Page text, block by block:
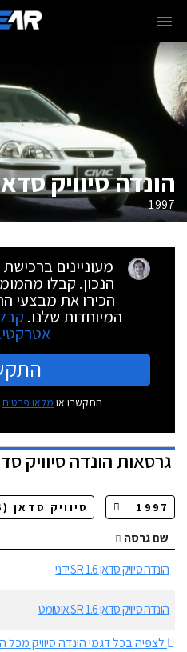
הונדה סיוויק
1997
מעוניינים
הנכון. קבלו
הכירו את מבצעי
המיוחדות שלנו.
התקשרו או מלאו פרטים
גרסאותהונדה סיוויק
שם גרסה
הונדה סיוויק סדאן 1.6 SR ידני
הונדה סיוויק סדאן 1.6 SR אוטומט
לצפיה בכל דגמי הונדה סיוויק מכל